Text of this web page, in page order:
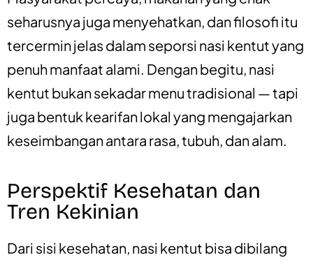
seharusnya juga menyehatkan, dan filosofi itu
tercermin jelas dalam seporsi nasi kentut yang
penuh manfaat alami. Dengan begitu, nasi
kentut bukan sekadar menu tradisional — tapi
juga bentuk kearifan lokal yang mengajarkan
keseimbangan antara rasa, tubuh, dan alam.
Perspektif Kesehatan dan
Tren Kekinian
Dari sisi kesehatan, nasi kentut bisa dibilang